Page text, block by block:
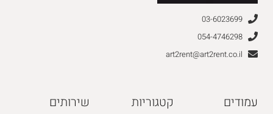
03-6023699
054-4746298
art2rent@art2rent.co.il
עמודים קטגוריות שירותים